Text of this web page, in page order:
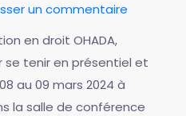
un commentaire
en droit OHADA,
tenir en présentiel et
au 09 mars 2024 à
la salle de conférence